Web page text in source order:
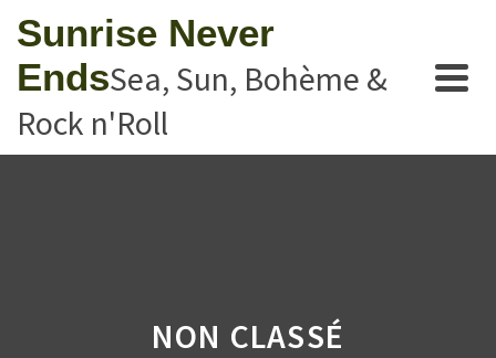
Sunrise Never
EndsSea, Sun, Bohème &
Rock n'Roll
NON CLASSÉ